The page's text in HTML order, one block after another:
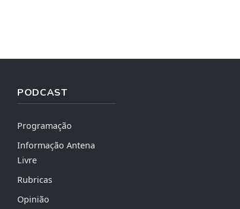
PODCAST
Programação
Informação Antena
Livre
Rubricas
Opinião